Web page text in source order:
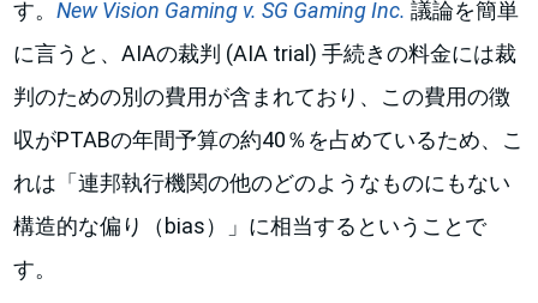
す。New Vision Gaming v. SG Gaming Inc. 議論を簡単
に言うと、AIAの裁判 (AIA trial) 手続きの料金には裁
判のための別の費用が含まれており、この費用の徴
収がPTABの年間予算の約40％を占めているため、こ
れは「連邦執行機関の他のどのようなものにもない
構造的な偏り（bias）」に相当するということで
す。